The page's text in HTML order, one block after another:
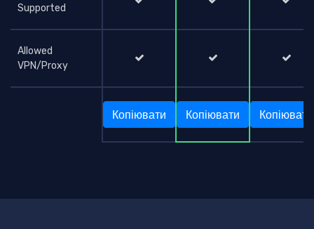
Supported
Allowed
VPN/Proxy
Копіювати Копіювати Копіювати